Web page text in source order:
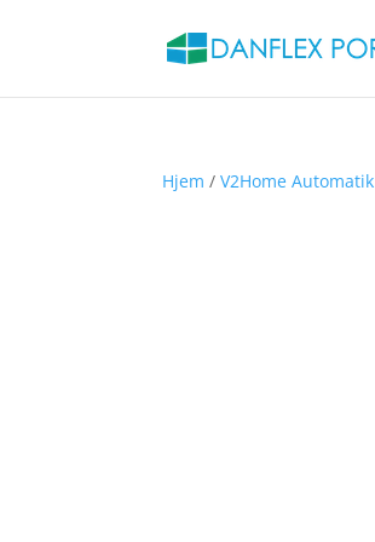
Hjem /V2Home Automatik